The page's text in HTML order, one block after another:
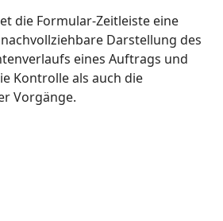
die Formular‑Zeitleiste eine
Darstellung des
eines Auftrags und
Kontrolle als auch die
Vorgänge.